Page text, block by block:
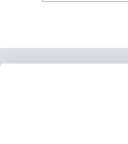
Konrad-Adenauer-